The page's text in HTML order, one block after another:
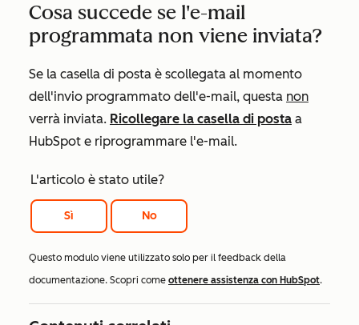
Cosa succede se l'e-mail
programmata non viene inviata?
Se la casella di posta è scollegata al momento
dell'invio programmato dell'e-mail, questa non
verrà inviata. Ricollegare la casella di posta a
HubSpot e riprogrammare l'e-mail.
L'articolo è stato utile?
Sì No
Questo modulo viene utilizzato solo per il feedback della
documentazione. Scopri come ottenere assistenza con HubSpot.